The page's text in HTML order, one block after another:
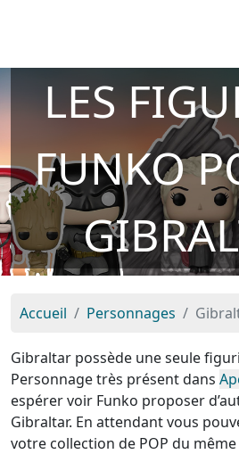
LES
FUNKO
Accueil Personnages
Gibraltar possède une seule
Personnage très présent dans
espérer voir Funko proposer
Gibraltar. En attendant vous
votre collection de POP du